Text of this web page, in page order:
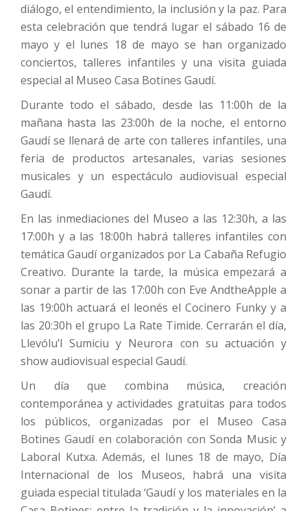
diálogo, el entendimiento, la inclusión y la paz. Para
esta celebración que tendrá lugar el sábado 16 de
mayo y el lunes 18 de mayo se han organizado
conciertos, talleres infantiles y una visita guiada
especial al Museo Casa Botines Gaudí.
Durante todo el sábado, desde las 11:00h de la
mañana hasta las 23:00h de la noche, el entorno
Gaudí se llenará de arte con talleres infantiles, una
feria de productos artesanales, varias sesiones
musicales y un espectáculo audiovisual especial
Gaudí.
En las inmediaciones del Museo a las 12:30h, a las
17:00h y a las 18:00h habrá talleres infantiles con
temática Gaudí organizados por La Cabaña Refugio
Creativo. Durante la tarde, la música empezará a
sonar a partir de las 17:00h con Eve AndtheApple a
las 19:00h actuará el leonés el Cocinero Funky y a
las 20:30h el grupo La Rate Timide. Cerrarán el día,
Llevólu’l Sumiciu y Neurora con su actuación y
show audiovisual especial Gaudí.
Un día que combina música, creación
contemporánea y actividades gratuitas para todos
los públicos, organizadas por el Museo Casa
Botines Gaudí en colaboración con Sonda Music y
Laboral Kutxa. Además, el lunes 18 de mayo, Día
Internacional de los Museos, habrá una visita
guiada especial titulada ‘Gaudí y los materiales en la